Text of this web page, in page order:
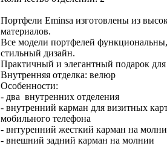
Портфели Eminsa изготовлены из
материалов.
Все модели портфелей
стильный дизайн.
Практичный и элегантный подарок для
Внутренняя отделка: велюр
Особенности:
- два внутренних отделения
- внутренний карман для визитных
мобильного телефона
- внтуренний жесткий карман на
- внешний задний карман на молнии